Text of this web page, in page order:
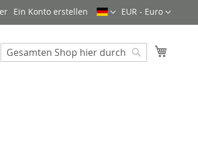
Währung
EUR - Euro
Sprache
Ein Konto erstellen
Search